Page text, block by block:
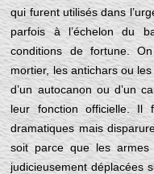
qui furent utilisés dans
parfois à l’échelon du
conditions de fortune.
mortier, les antichars ou
d’un autocanon ou d’un
leur fonction officielle. Il
dramatiques mais
soit parce que les
judicieusement déplacées